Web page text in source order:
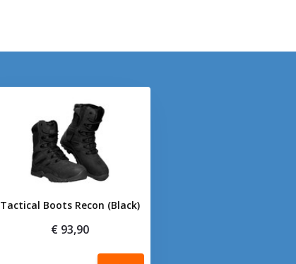
Tactical Boots Recon (Black)
€ 93,90